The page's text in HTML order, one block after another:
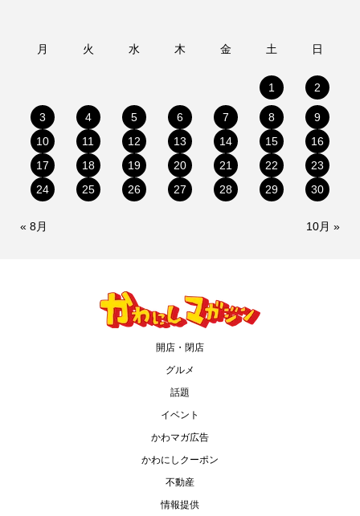
月 火 水 木 金 土 日
1 2
3 4 5 6 7 8
9
10
11 12 13 14 15
16
17
18 19 20 21 22
23
24
25 26 27 28 29 30
« 8月 10月 »
開店・閉店
グルメ
話題
イベント
かわマガ広告
かわにしクーポン
不動産
情報提供